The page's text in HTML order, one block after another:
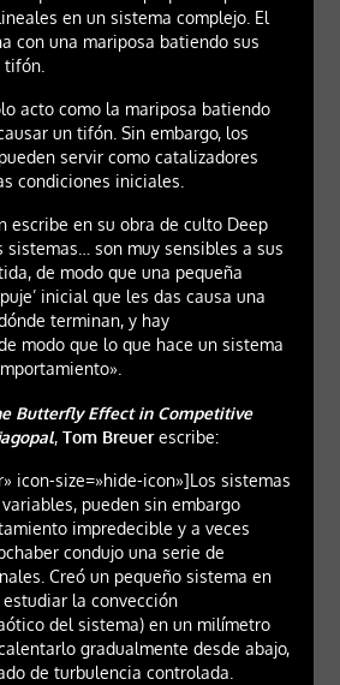
en un sistema complejo. El
con una mariposa batiendo sus
acto como la mariposa batiendo
un tifón. Sin embargo, los
servir como catalizadores
condiciones iniciales.
escribe en su obra de culto Deep
sistemas… son muy sensibles a sus
de modo que una pequeña
inicial que les das causa una
terminan, y hay
modo que lo que hace un sistema
Butterfly Effect in Competitive
, Tom Breuerescribe:
icon-size=»hide-icon»]Los sistemas
pueden sin embargo
impredecible y a veces
condujo una serie de
Creó un pequeño sistema en
la convección
del sistema) en un milímetro
gradualmente desde abajo,
de turbulencia controlada.